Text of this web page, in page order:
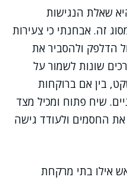
שאלת הנגישות
זה. אבחנתי כי צעירות
הדלפק ולהסביר את
שונות לשמור על
בין אם ברוקחות
שיח פתוח ומכיל מצד
את החסמים ולעודד גישה
אילו בתי מרקחת